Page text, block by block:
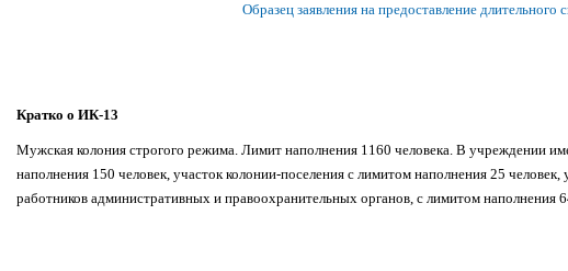
Образец заявления на предоставление длительного
Кратко о ИК-13
Мужская колония строгого режима. Лимит наполнения 1160 человека. В учреждении
наполнения 150 человек, участок колонии-поселения с лимитом наполнения 25
работников административных и правоохранительных органов, с лимитом наполнения